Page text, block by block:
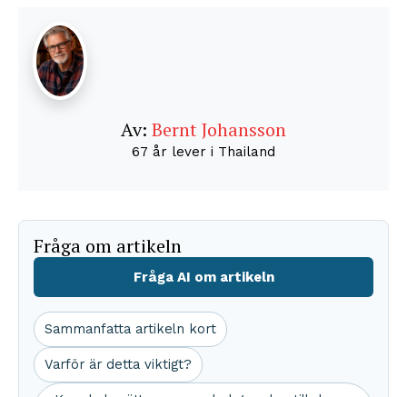
Av: Bernt Johansson
67 år lever i Thailand
Fråga om artikeln
Fråga AI om artikeln
Sammanfatta artikeln kort
Varför är detta viktigt?